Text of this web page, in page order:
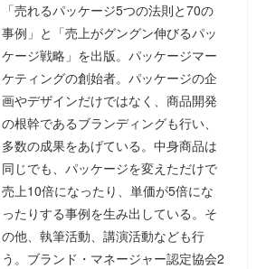
「売れるパッケージ5つの法則と70の
事例」と「売上がグングン伸びるパッ
ケージ戦略」を出版。パッケージマー
ケティングの創始者。パッケージの企
画やデザインだけではなく、商品開発
の根幹であるブランディングも行い、
多数の成果をあげている。中身商品は
同じでも、パッケージを変えただけで
売上10倍になったり、単価が5倍にな
ったりする事例を生み出している。そ
の他、執筆活動、講演活動なども行
う。ブランド・マネージャー認定協会2